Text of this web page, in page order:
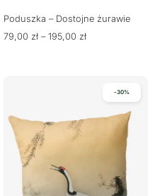
Poduszka – Dostojne żurawie
79,00 zł – 195,00 zł
-30%